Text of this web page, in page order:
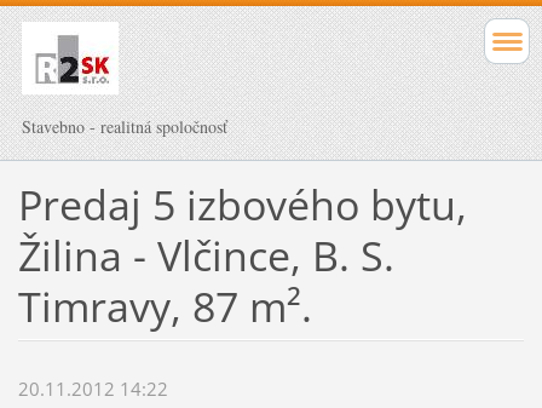
Stavebno - realitná spoločnosť
Predaj 5 izbového bytu,
Žilina - Vlčince, B. S.
Timravy, 87 m².
20.11.2012 14:22